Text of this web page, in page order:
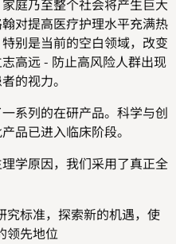
庭乃至整个社会将产生巨大
对提高医疗护理水平充满热
别是当前的空白领域，改变
高远 - 防止高风险人群出现
的视力。
系列的在研产品。科学与创
品已进入临床阶段。
学原因，我们采用了真正全
标准，探索新的机遇，使
领先地位